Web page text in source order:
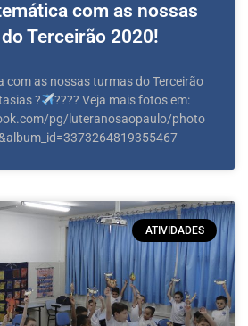
com as nossas
Terceirão 2020!
com as nossas turmas do Terceirão
?‍
?‍??? Veja mais fotos em:
pg/luteranosaopaulo/photo
ATIVIDADES